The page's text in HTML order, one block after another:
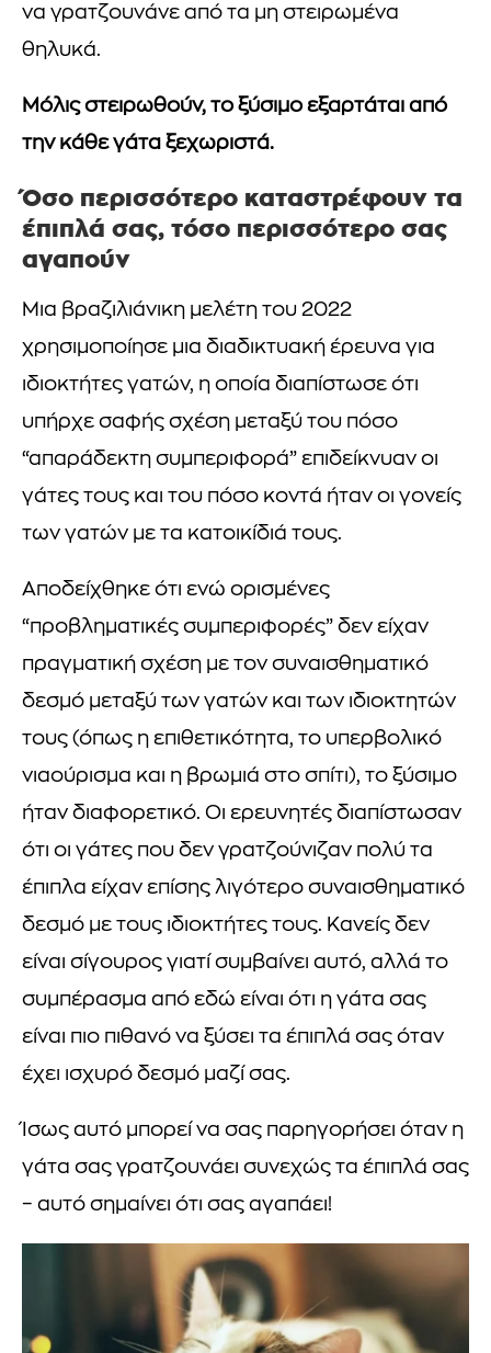
να γρατζουνάνε από τα μη στειρωμένα
θηλυκά.
Μόλις στειρωθούν, το ξύσιμο εξαρτάται από
την κάθε γάτα ξεχωριστά.
Όσο περισσότερο καταστρέφουν τα
έπιπλά σας, τόσο περισσότερο σας
αγαπούν
Μια βραζιλιάνικη μελέτη του 2022
χρησιμοποίησε μια διαδικτυακή έρευνα για
ιδιοκτήτες γατών, η οποία διαπίστωσε ότι
υπήρχε σαφής σχέση μεταξύ του πόσο
“απαράδεκτη συμπεριφορά” επιδείκνυαν οι
γάτες τους και του πόσο κοντά ήταν οι γονείς
των γατών με τα κατοικίδιά τους.
Αποδείχθηκε ότι ενώ ορισμένες
“προβληματικές συμπεριφορές” δεν είχαν
πραγματική σχέση με τον συναισθηματικό
δεσμό μεταξύ των γατών και των ιδιοκτητών
τους (όπως η επιθετικότητα, το υπερβολικό
νιαούρισμα και η βρωμιά στο σπίτι), το ξύσιμο
ήταν διαφορετικό. Οι ερευνητές διαπίστωσαν
ότι οι γάτες που δεν γρατζούνιζαν πολύ τα
έπιπλα είχαν επίσης λιγότερο συναισθηματικό
δεσμό με τους ιδιοκτήτες τους. Κανείς δεν
είναι σίγουρος γιατί συμβαίνει αυτό, αλλά το
συμπέρασμα από εδώ είναι ότι η γάτα σας
είναι πιο πιθανό να ξύσει τα έπιπλά σας όταν
έχει ισχυρό δεσμό μαζί σας.
Ίσως αυτό μπορεί να σας παρηγορήσει όταν η
γάτα σας γρατζουνάει συνεχώς τα έπιπλά σας
– αυτό σημαίνει ότι σας αγαπάει!